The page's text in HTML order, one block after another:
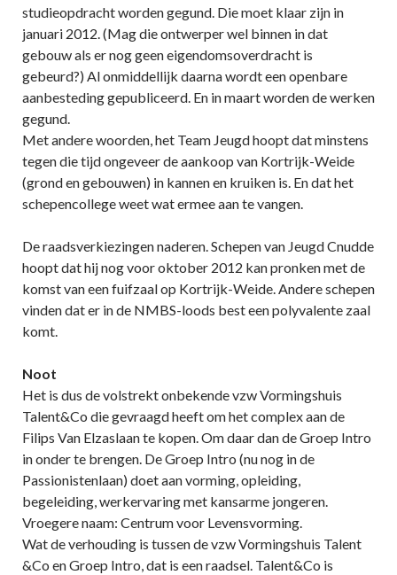
studieopdracht worden gegund. Die moet klaar zijn in
januari 2012. (Mag die ontwerper wel binnen in dat
gebouw als er nog geen eigendomsoverdracht is
gebeurd?) Al onmiddellijk daarna wordt een openbare
aanbesteding gepubliceerd. En in maart worden de werken
gegund.
Met andere woorden, het Team Jeugd hoopt dat minstens
tegen die tijd ongeveer de aankoop van Kortrijk-Weide
(grond en gebouwen) in kannen en kruiken is. En dat het
schepencollege weet wat ermee aan te vangen.
De raadsverkiezingen naderen. Schepen van Jeugd Cnudde
hoopt dat hij nog voor oktober 2012 kan pronken met de
komst van een fuifzaal op Kortrijk-Weide. Andere schepen
vinden dat er in de NMBS-loods best een polyvalente zaal
komt.
Noot
Het is dus de volstrekt onbekende vzw Vormingshuis
Talent&Co die gevraagd heeft om het complex aan de
Filips Van Elzaslaan te kopen. Om daar dan de Groep Intro
in onder te brengen. De Groep Intro (nu nog in de
Passionistenlaan) doet aan vorming, opleiding,
begeleiding, werkervaring met kansarme jongeren.
Vroegere naam: Centrum voor Levensvorming.
Wat de verhouding is tussen de vzw Vormingshuis Talent
&Co en Groep Intro, dat is een raadsel. Talent&Co is